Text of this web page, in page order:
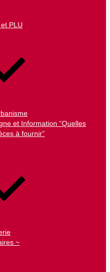
PLU
et Information “Quelles
à fournir”
~